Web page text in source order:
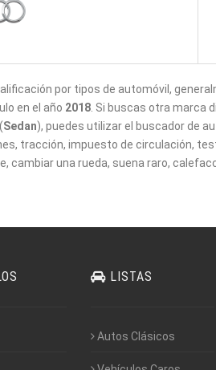
por tipos de automóvil,
en el año 2018 . Si buscas otra marca
Sedan), puedes utilizar el buscador de
tracción, impuesto de circulación,
cambiar una rueda, suena raro,
LISTAS
Autos Clásicos